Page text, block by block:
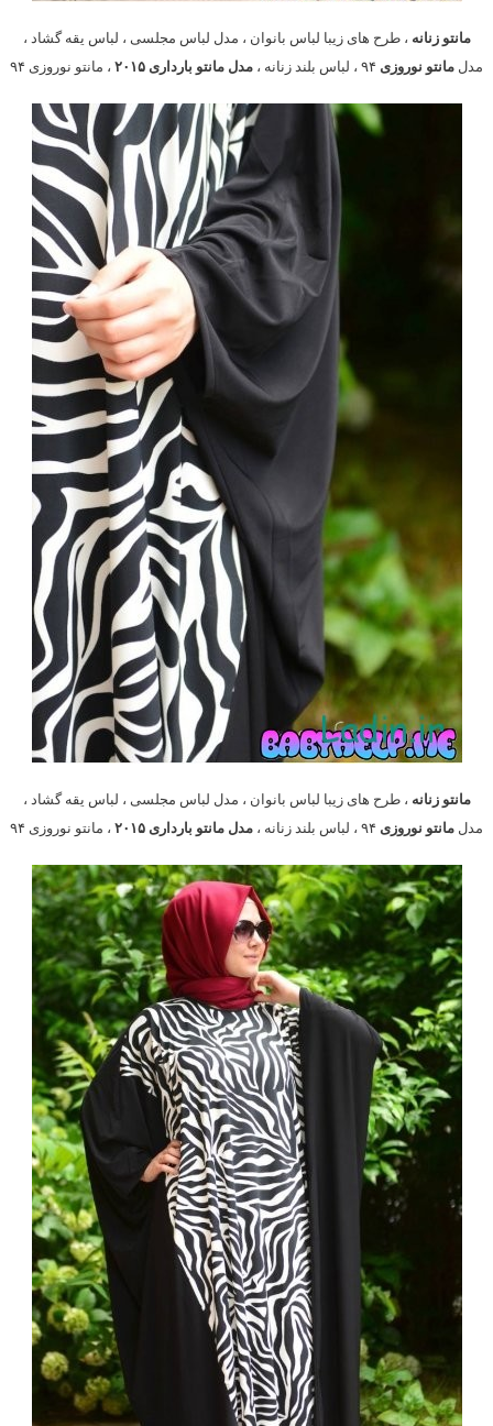
مانتو زنانه ، طرح های زیبا لباس بانوان ، مدل لباس مجلسی ، لباس یقه گشاد ،
مدل مانتو نوروزی مدل مانتو بارداری ۲۰۱۵ ، مانتو نوروزی ۹۴
مانتو زنانه ، طرح های زیبا لباس بانوان ، مدل لباس مجلسی ، لباس یقه گشاد ،
مدل مانتو نوروزی مدل مانتو بارداری ۲۰۱۵ ، مانتو نوروزی ۹۴